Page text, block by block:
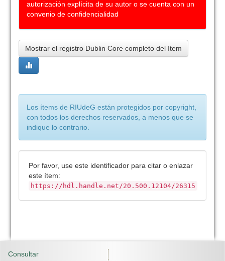
autorización explícita de su autor o se cuenta con un
convenio de confidencialidad
Mostrar el registro Dublin Core completo del ítem
Los ítems de RIUdeG están protegidos por copyright,
con todos los derechos reservados, a menos que se
indique lo contrario.
Por favor, use este identificador para citar o enlazar
este ítem:
https://hdl.handle.net/20.500.12104/26315
Consultar